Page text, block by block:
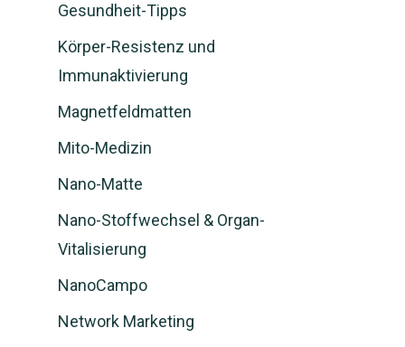
Gesundheit-Tipps
Körper-Resistenz und
Immunaktivierung
Magnetfeldmatten
Mito-Medizin
Nano-Matte
Nano-Stoffwechsel & Organ-
Vitalisierung
NanoCampo
Network Marketing
Über uns
Partner